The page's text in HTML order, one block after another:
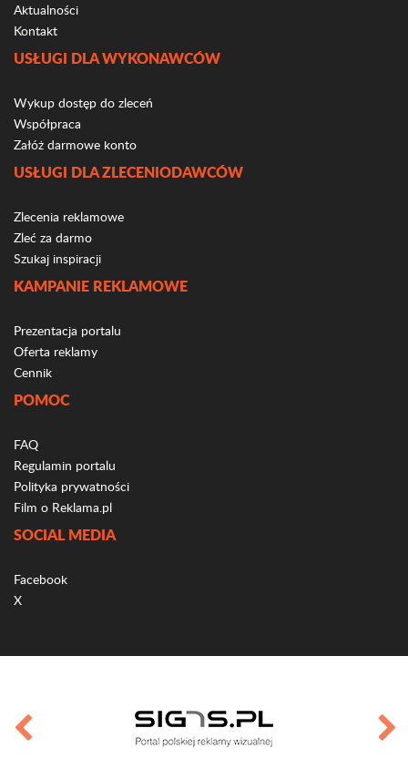
Aktualności
Kontakt
USŁUGI DLA WYKONAWCÓW
Wykup dostęp do zleceń
Współpraca
Załóż darmowe konto
USŁUGI DLA ZLECENIODAWCÓW
Zlecenia reklamowe
Zleć za darmo
Szukaj inspiracji
KAMPANIE REKLAMOWE
Prezentacja portalu
Oferta reklamy
Cennik
POMOC
FAQ
Regulamin portalu
Polityka prywatności
Film o Reklama.pl
SOCIAL MEDIA
Facebook
X